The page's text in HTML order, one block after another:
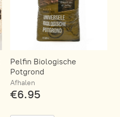
Pelfin Biologische
Potgrond
Afhalen
€6.95